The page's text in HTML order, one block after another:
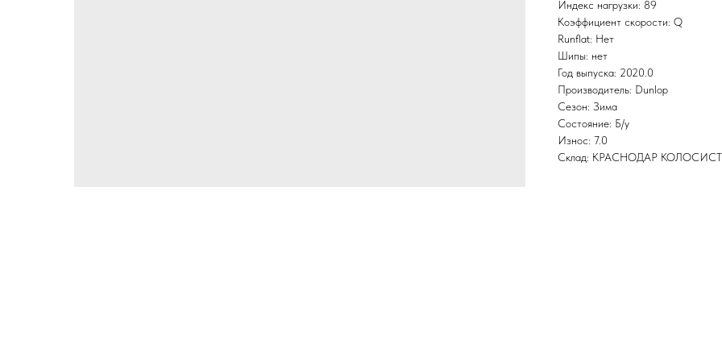
Индекс нагрузки: 89
Коэффициент скорости: Q
Runflat: Нет
Шипы: нет
Год выпуска: 2020.0
Производитель: Dunlop
Сезон: Зима
Состояние: Б/у
Износ: 7.0
Склад: КРАСНОДАР